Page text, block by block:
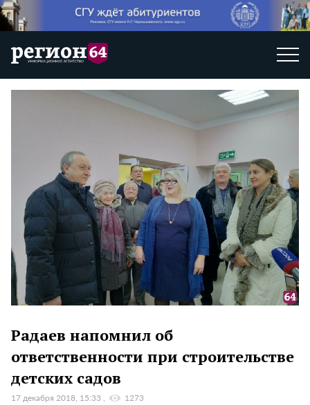
Радаев напомнил об
ответственности при строительстве
детских садов
17 декабря 2018, 15:33 1273